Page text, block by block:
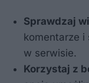
Sprawdzaj
komentarze i
w serwisie.
Korzystaj z